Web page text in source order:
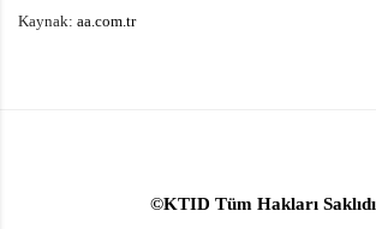
Kaynak: aa.com.tr
©KTID Tüm Hakları